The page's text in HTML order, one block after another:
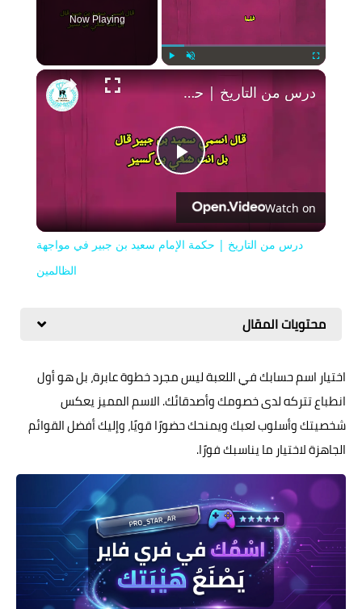
Fullscreen
Now Playing
Play
Video
درس من التاريخ | حكمة الإمام سعيد بن جبير في مواجهة الظالمين
Watch on
درس من التاريخ | حكمة الإمام سعيد بن جبير في مواجهة
الظالمين
محتويات المقال
اختيار اسم حسابك في اللعبة ليس مجرد خطوة عابرة، بل هو أول
انطباع تتركه لدى خصومك وأصدقائك. الاسم المميز يعكس
شخصيتك وأسلوب لعبك ويمنحك حضورًا قويًا، وإليك أفضل القوائم
الجاهزة لاختيار ما يناسبك فورًا.